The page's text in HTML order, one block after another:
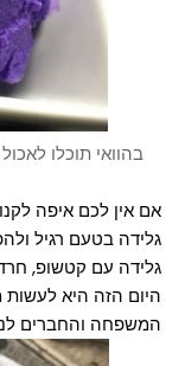
בהוואי תוכלו
אם אין לכם איפה
גלידה בטעם רגיל
גלידה עם קטשופ,
היום הזה היא לעשות
המשפחה והחברים